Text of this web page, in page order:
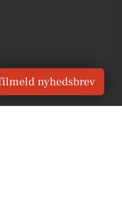
nyhedsbrev